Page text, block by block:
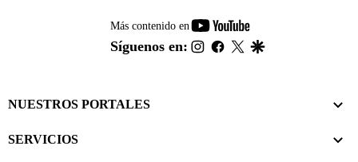
Más contenido en
youtube-
footer
Síguenos en: instagram
facebook
twitter
NUESTROS PORTALES
SERVICIOS